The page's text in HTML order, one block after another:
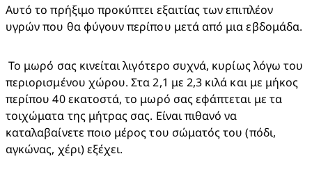
Αυτό το πρήξιμο προκύπτει εξαιτίας των επιπλέον
υγρών που θα φύγουν περίπου μετά από μια εβδομάδα.
Το μωρό σας κινείται λιγότερο συχνά, κυρίως λόγω του
περιορισμένου χώρου. Στα 2,1 με 2,3 κιλά και με μήκος
περίπου 40 εκατοστά, το μωρό σας εφάπτεται με τα
τοιχώματα της μήτρας σας. Είναι πιθανό να
καταλαβαίνετε ποιο μέρος του σώματός του (πόδι,
αγκώνας, χέρι) εξέχει.